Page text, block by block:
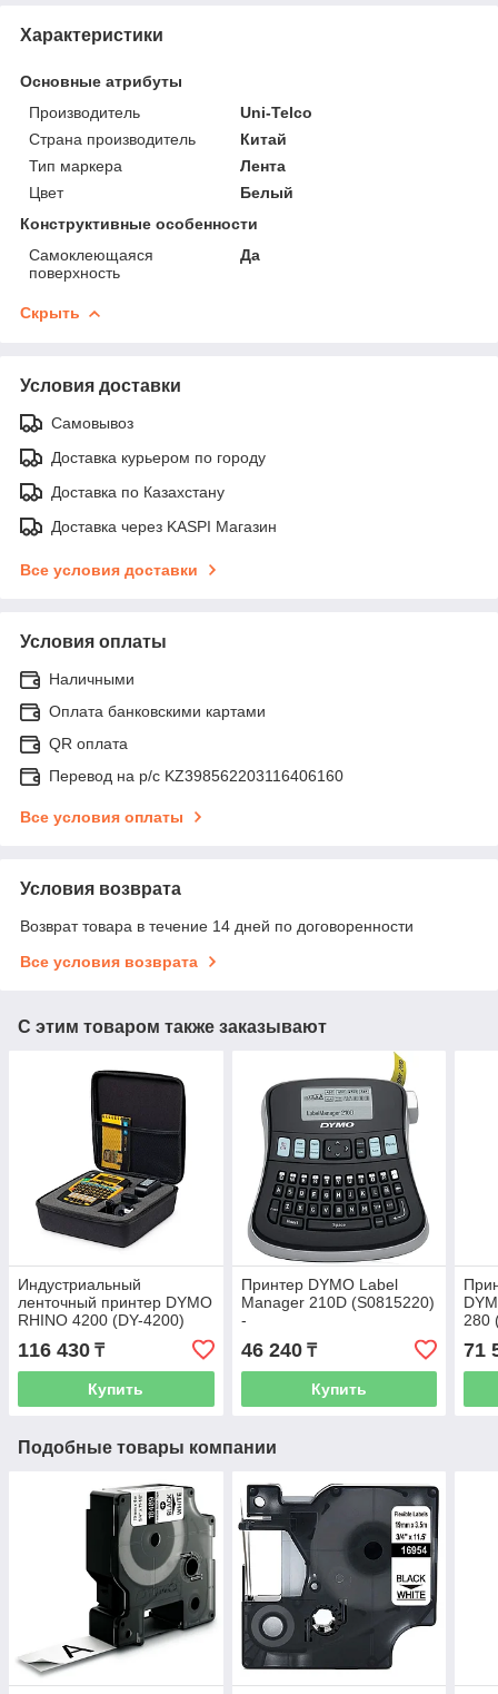
Характеристики
Основные атрибуты
Производитель
Uni-Telco
Страна производитель
Китай
Тип маркера
Лента
Цвет
Белый
Конструктивные особенности
Самоклеющаяся
поверхность
Да
Скрыть
Условия доставки
Самовывоз
Доставка курьером по городу
Доставка по Казахстану
Доставка через KASPI Магазин
Все условия доставки
Условия оплаты
Наличными
Оплата банковскими картами
QR оплата
Перевод на р/с KZ398562203116406160
Все условия оплаты
Условия возврата
Возврат товара в течение 14 дней по договоренности
Все условия возврата
С этим товаром также заказывают
Индустриальный
ленточный принтер DYMO
RHINO 4200 (DY-4200)
116 430 ₸
Купить
Принтер DYMO Label
Manager 210D (S0815220)
-
10131010/020721/0431660
46 240₸
Купить
280
71
Подобные товары компании